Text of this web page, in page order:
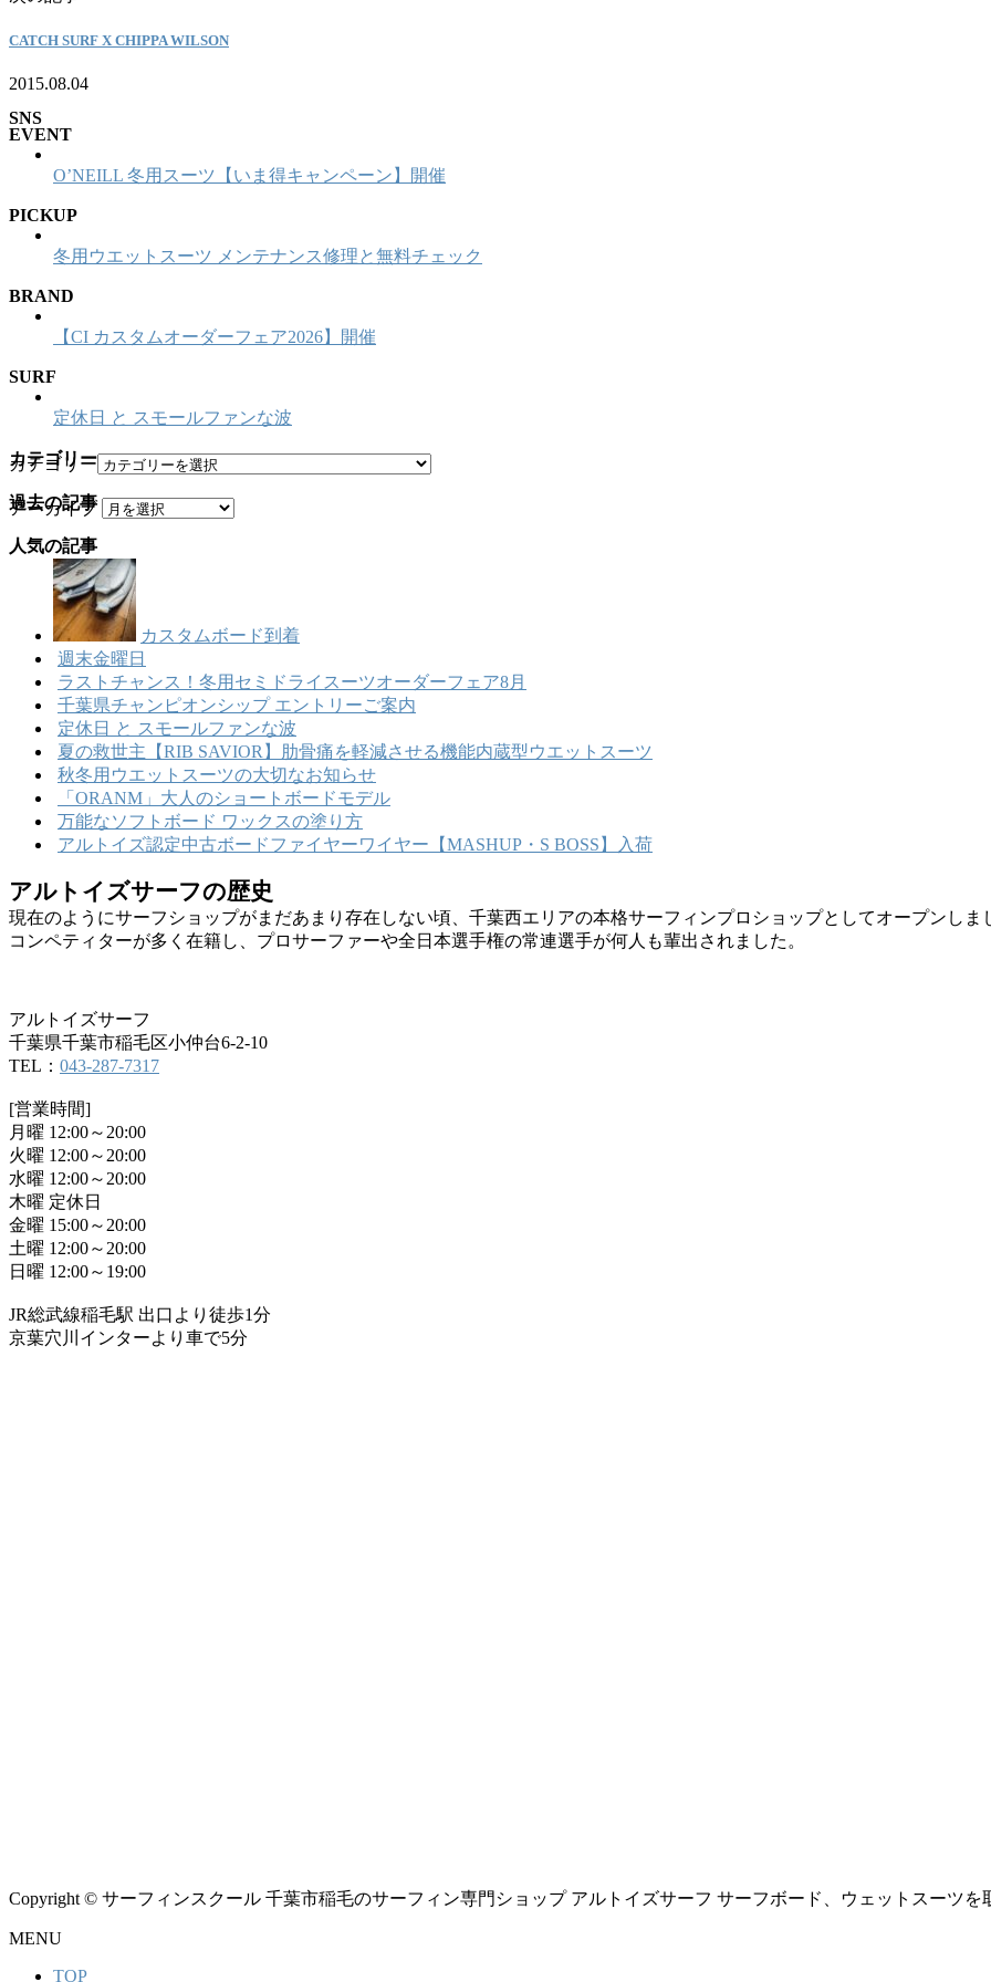
CATCH SURF X CHIPPA WILSON
2015.08.04
SNS
EVENT
O’NEILL 冬用スーツ【いま得キャンペーン】開催
PICKUP
冬用ウエットスーツ メンテナンス修理と無料チェック
BRAND
【CI カスタムオーダーフェア2026】開催
SURF
定休日 と スモールファンな波
カテゴリー
カテゴリー
過去の記事
アーカイブ
人気の記事
カスタムボード到着
週末金曜日
ラストチャンス！冬用セミドライスーツオーダーフェア8月
千葉県チャンピオンシップ エントリーご案内
定休日 と スモールファンな波
夏の救世主【RIB SAVIOR】肋骨痛を軽減させる機能内蔵型ウエットスーツ
秋冬用ウエットスーツの大切なお知らせ
「ORANM」大人のショートボードモデル
万能なソフトボード ワックスの塗り方
アルトイズ認定中古ボードファイヤーワイヤー【MASHUP・S BOSS】入荷
アルトイズサーフの歴史
現在のようにサーフショップがまだあまり存在しない頃、千葉西エリアの本格サーフィンプロショップとしてオープンしま
コンペティターが多く在籍し、プロサーファーや全日本選手権の常連選手が何人も輩出されました。
アルトイズサーフ
千葉県千葉市稲毛区小仲台6-2-10
TEL： 043-287-7317
[営業時間]
月曜 12:00～20:00
火曜 12:00～20:00
水曜 12:00～20:00
木曜 定休日
金曜 15:00～20:00
土曜 12:00～20:00
日曜 12:00～19:00
JR総武線稲毛駅 出口より徒歩1分
京葉穴川インターより車で5分
Copyright © サーフィンスクール 千葉市稲毛のサーフィン専門ショップ アルトイズサーフ サーフボード、ウェットスーツを
MENU
TOP